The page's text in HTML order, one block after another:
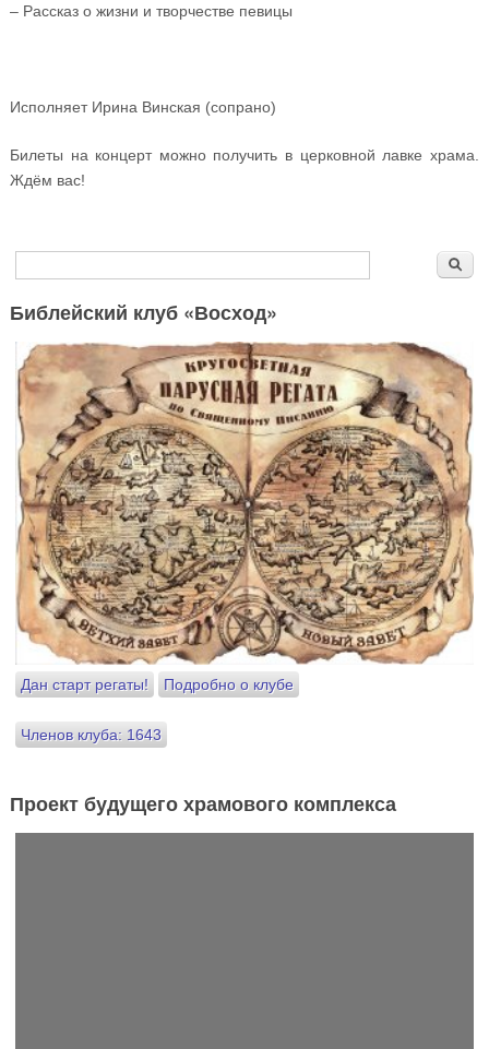
– Рассказ о жизни и творчестве певицы
Исполняет Ирина Винская (сопрано)
Билеты на концерт можно получить в церковной лавке храма.
Ждём вас!
Форма поиска
Библейский клуб «Восход»
Дан старт регаты! Подробно о клубе
Членов клуба: 1643
Проект будущего храмового комплекса